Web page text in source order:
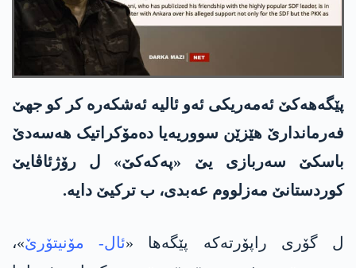
پێگه‌هه‌كێ ئه‌مەریکی ئه‌و ئالیه‌ ئه‌شكه‌ره‌ كر كو جهێ
فەرماندارێ هێزێن سووریەیا دەمۆکراتیک هه‌سه‌دێ
باسكێ سه‌ربازی یێ «په‌كه‌كێ» ل رۆژئاڤایێ
کوردستانێ مه‌زلووم عەبدی، ب تركیێ دایه‌.
ل گۆری راپۆرته‌كه‌ پێگه‌ها «ئال- مۆنیتۆرێ»،